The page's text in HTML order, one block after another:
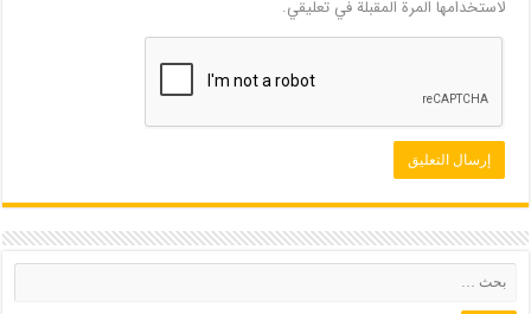
لاستخدامها المرة المقبلة في تعليقي.